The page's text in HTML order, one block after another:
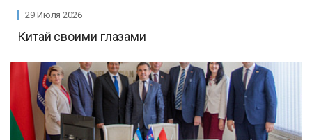
29 Июля 2026
Китай своими глазами